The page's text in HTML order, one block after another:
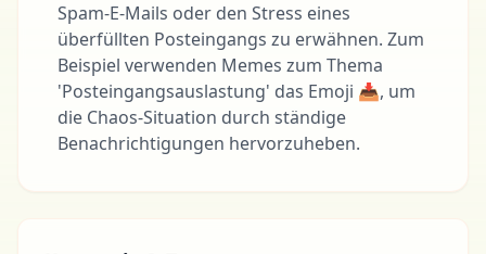
Spam-E-Mails oder den Stress eines
überfüllten Posteingangs zu erwähnen. Zum
Beispiel verwenden Memes zum Thema
'Posteingangsauslastung' das Emoji 📥, um
die Chaos-Situation durch ständige
Benachrichtigungen hervorzuheben.